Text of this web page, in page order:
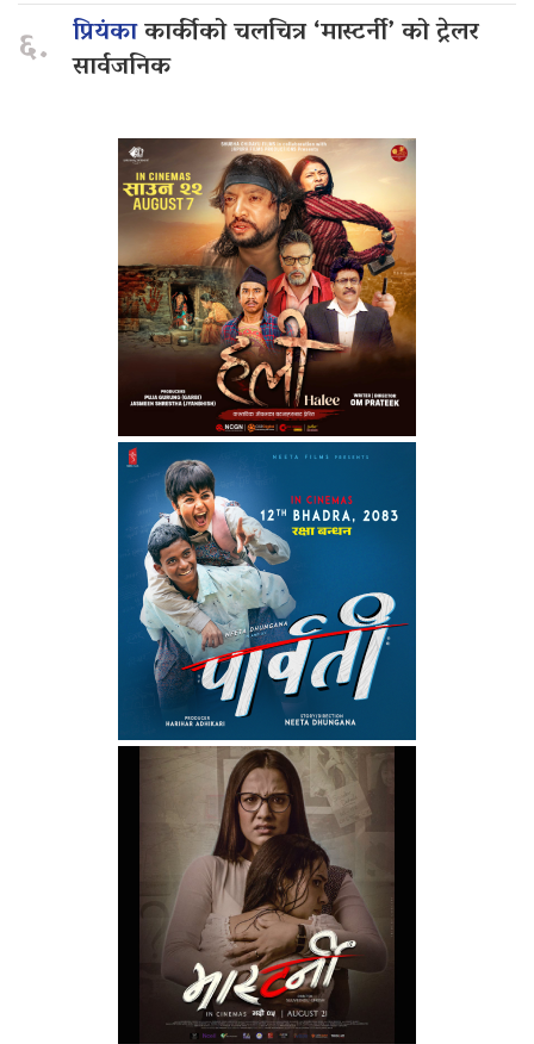
६. प्रियंकाकार्कीको चलचित्र ‘मास्टर्नी’ को ट्रेलर
सार्वजनिक